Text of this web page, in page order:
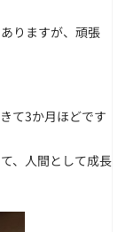
りますが、頑張
て3か月ほどです
、人間として成長